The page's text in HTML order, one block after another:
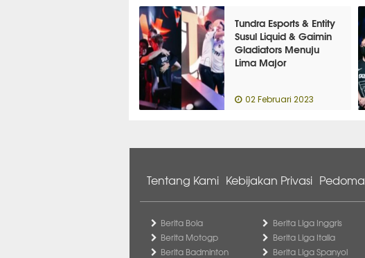
Tundra Esports & Entity
Susul Liquid & Gaimin
Gladiators Menuju
Lima Major
02 Februari 2023
Tentang Kami Kebijakan Privasi
Berita Bola
Berita Motogp
Berita Badminton
Berita Liga Inggris
Berita Liga Italia
Berita Liga Spanyol